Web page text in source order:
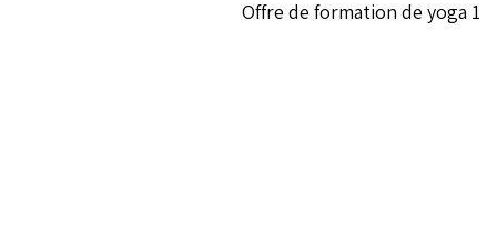
Offre de formation de yoga 1